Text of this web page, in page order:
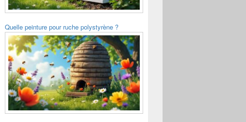
Quelle peinture pour ruche polystyrène ?